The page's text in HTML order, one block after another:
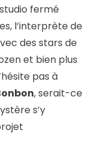
fermé
l’interprète de
des stars de
et bien plus
pas à
, serait-ce
s’y